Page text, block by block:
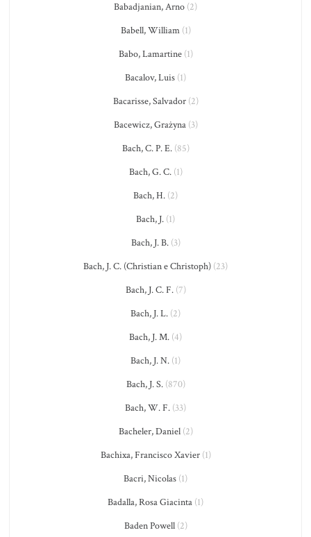
Babadjanian, Arno (2)
Babell, William(1)
Babo, Lamartine(1)
Bacalov, Luis (1)
Bacarisse, Salvador(2)
Bacewicz, Grażyna(3)
Bach, C. P. E.(85)
Bach, G. C.(1)
Bach, H. (2)
Bach, J. (1)
Bach, J. B.(3)
Bach, J. C. (Christian e Christoph) (23)
Bach, J. C. F.(7)
Bach, J. L. (2)
Bach, J. M. (4)
Bach, J. N. (1)
Bach, J. S.(870)
Bach, W. F. (33)
Bacheler, Daniel(2)
Bachixa, Francisco Xavier(1)
Bacri, Nicolas (1)
Badalla, Rosa Giacinta (1)
Baden Powell(2)